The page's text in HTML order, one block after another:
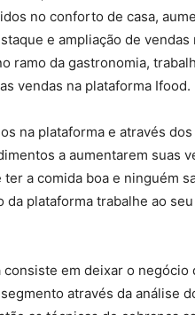
no conforto de casa,
e ampliação de vendas
ramo da gastronomia,
vendas na plataforma Ifood.
na plataforma e através dos
a aumentarem suas
a comida boa e ninguém
plataforma trabalhe ao seu
em deixar o negócio
através da análise